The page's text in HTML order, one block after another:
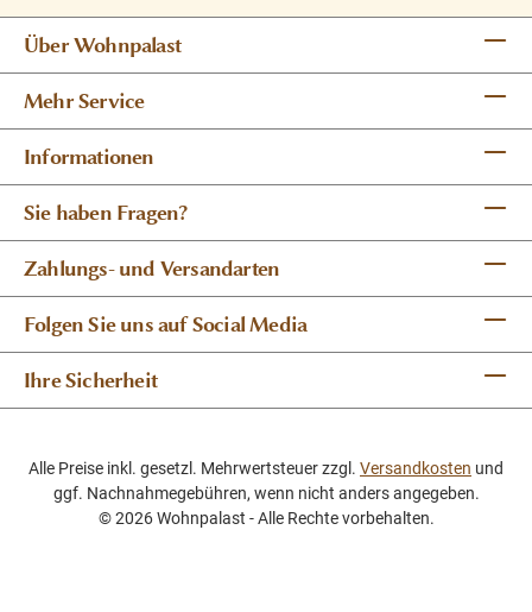
Über Wohnpalast
Mehr Service
Informationen
Sie haben Fragen?
Zahlungs- und Versandarten
Folgen Sie uns auf Social Media
Ihre Sicherheit
Alle Preise inkl. gesetzl. Mehrwertsteuer zzgl. Versandkosten und
ggf. Nachnahmegebühren, wenn nicht anders angegeben.
© 2026 Wohnpalast - Alle Rechte vorbehalten.